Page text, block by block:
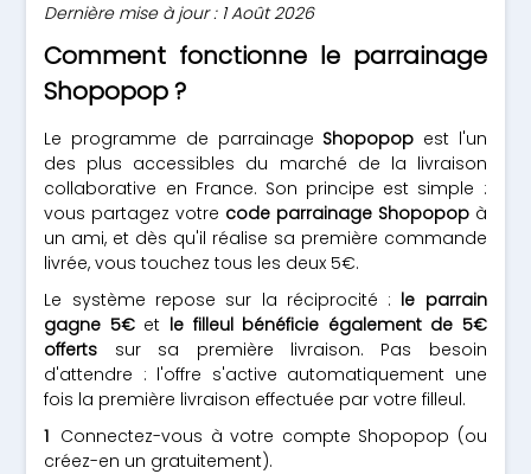
Dernière mise à jour : 1 Août 2026
Comment fonctionne le parrainage
Shopopop ?
Le programme de parrainage Shopopop est l'un
des plus accessibles du marché de la livraison
collaborative en France. Son principe est simple :
vous partagez votre code parrainage Shopopopà
un ami, et dès qu'il réalise sa première commande
livrée, vous touchez tous les deux 5€.
Le système repose sur la réciprocité : le parrain
gagne 5€et le filleul bénéficie également de 5€
offerts sur sa première livraison. Pas besoin
d'attendre : l'offre s'active automatiquement une
fois la première livraison effectuée par votre filleul.
Connectez-vous à votre compte Shopopop (ou
créez-en un gratuitement).